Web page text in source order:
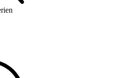
Se alla leverantörer